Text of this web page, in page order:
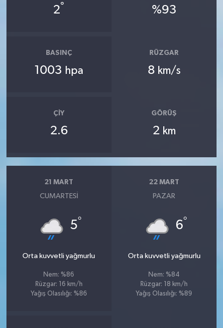
2° %93
BASINÇ
1003 hpa
RÜZGAR
8 km/s
ÇIY
2.6
GÖRÜŞ
2 km
21 MART
CUMARTESI
5°
Orta kuvvetli yağmurlu
Nem: %86
Rüzgar: 16 km/h
Yağış Olasılığı: %86
22 MART
PAZAR
6°
Orta kuvvetli yağmurlu
Nem: %84
Rüzgar: 18 km/h
Yağış Olasılığı: %89